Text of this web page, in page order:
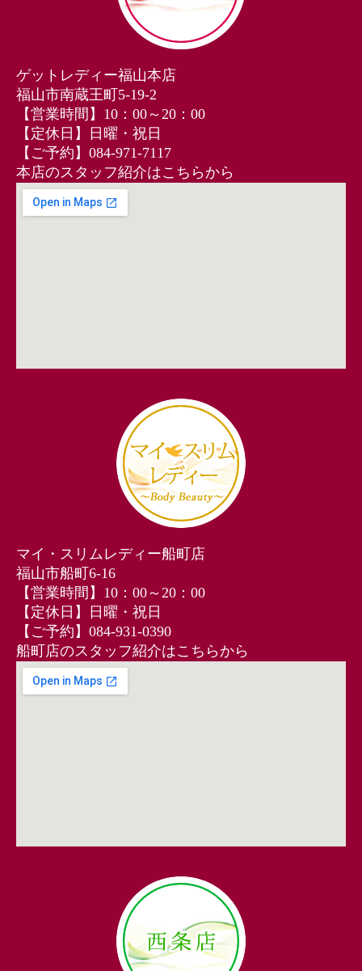
ゲットレディー福山本店
福山市南蔵王町5-19-2
【営業時間】10：00～20：00
【定休日】日曜・祝日
【ご予約】084‐971‐7117
本店のスタッフ紹介はこちらから
マイ・スリムレディー船町店
福山市船町6-16
【営業時間】10：00～20：00
【定休日】日曜・祝日
【ご予約】084-931-0390
船町店のスタッフ紹介はこちらから